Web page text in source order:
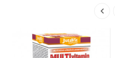
